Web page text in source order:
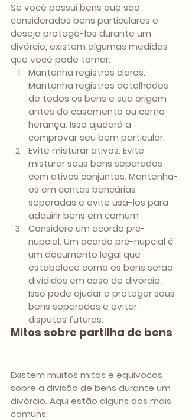
Se você possui bens que são
considerados bens particulares e
deseja protegê-los durante um
divórcio, existem algumas medidas
que você pode tomar:
Mantenha registros claros:
Mantenha registros detalhados
de todos os bens e sua origem
antes do casamento ou como
herança. Isso ajudará a
comprovar seu bem particular.
Evite misturar ativos: Evite
misturar seus bens separados
com ativos conjuntos. Mantenha-
os em contas bancárias
separadas e evite usá-los para
adquirir bens em comum
Considere um acordo pré-
nupcial: Um acordo pré-nupcial é
um documento legal que
estabelece como os bens serão
divididos em caso de divórcio.
Isso pode ajudar a proteger seus
bens separados e evitar
disputas futuras.
Mitos sobre partilha de bens
Existem muitos mitos e equívocos
sobre a divisão de bens durante um
divórcio. Aqui estão alguns dos mais
comuns: